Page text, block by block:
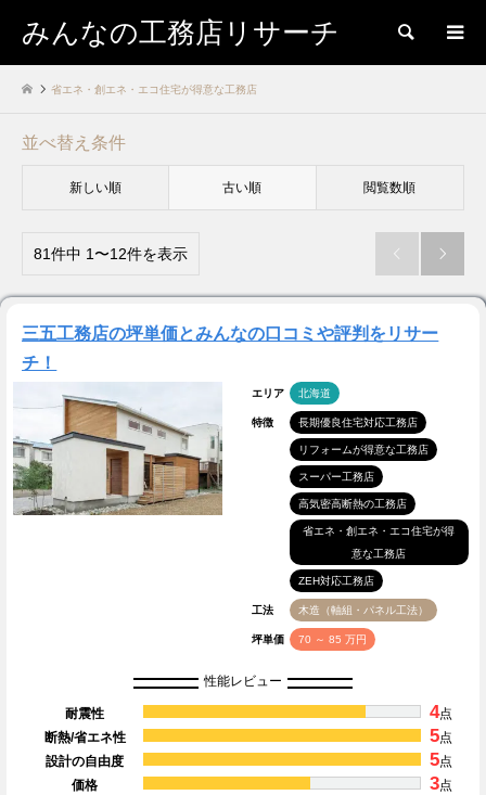
みんなの工務店リサーチ 検索
省エネ・創エネ・エコ住宅が得意な工務店
並べ替え条件
新しい順 古い順 閲覧数順
81件中 1〜12件を表示  
三五工務店の坪単価とみんなの口コミや評判をリサー
チ！
エリア 北海道
特徴 長期優良住宅対応工務店
リフォームが得意な工務店
スーパー工務店
高気密高断熱の工務店
省エネ・創エネ・エコ住宅が得
意な工務店
ZEH対応工務店
工法 木造（軸組・パネル工法）
坪単価 70 ～ 85 万円
性能レビュー
耐震性 4点
断熱/省エネ性
5点
設計の自由度
5点
価格
3点